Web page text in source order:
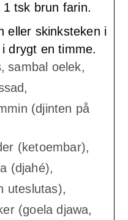
tsk brun farin.
eller skinksteken i
drygt en timme.
sambal oelek,
(djinten på
(ketoembar),
(djahé),
uteslutas),
(goela djawa,